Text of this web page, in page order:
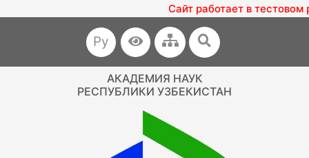
Сайт работает в тестовом
Ру
АКАДЕМИЯ НАУК
РЕСПУБЛИКИ УЗБЕКИСТАН